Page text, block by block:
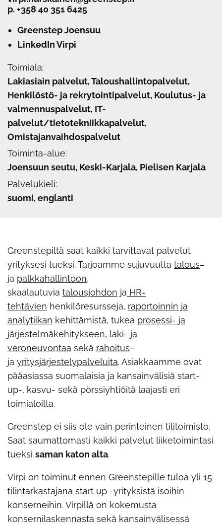
p. +358 40 351 6425
Greenstep Joensuu
LinkedIn Virpi
Toimiala:
Lakiasiain palvelut, Taloushallintopalvelut,
Henkilöstö- ja rekrytointipalvelut, Koulutus- ja
valmennuspalvelut, IT-
palvelut/tietotekniikkapalvelut,
Omistajanvaihdospalvelut
Toiminta-alue:
Joensuun seutu, Keski-Karjala, Pielisen Karjala
Palvelukieli:
suomi, englanti
Greenstepiltä saat kaikki tarvittavat palvelut
yrityksesi tueksi. Tarjoamme sujuvuutta talous–
ja palkkahallintoon,
skaalautuvia talousjohdon ja HR-
tehtävien henkilöresursseja, raportoinnin ja
analytiikan kehittämistä, tukea prosessi- ja
järjestelmäkehitykseen, laki- ja
veroneuvontaa sekä rahoitus–
ja yritysjärjestelypalveluita. Asiakkaamme ovat
pääasiassa suomalaisia ja kansainvälisiä start-
up-, kasvu- sekä pörssiyhtiöitä laajasti eri
toimialoilta.
Greenstep ei siis ole vain perinteinen tilitoimisto.
Saat saumattomasti kaikki palvelut liiketoimintasi
tueksi saman katon alta.
Virpi on toiminut ennen Greenstepille tuloa yli 15
tilintarkastajana start up -yrityksistä isoihin
konserneihin. Virpillä on kokemusta
konsernilaskennasta sekä kansainvälisessä